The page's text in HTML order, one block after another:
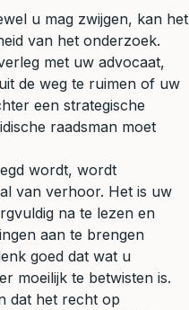
u mag zwijgen, kan het
van het onderzoek.
met uw advocaat,
de weg te ruimen of uw
een strategische
raadsman moet
wordt, wordt
van verhoor. Het is uw
na te lezen en
aan te brengen
goed dat wat u
moeilijk te betwisten is.
dat het recht op